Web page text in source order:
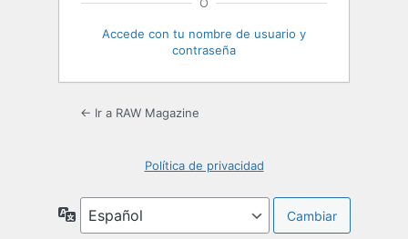
O
Accede con tu nombre de usuario y
contraseña
← Ir a RAW Magazine
Política de privacidad
Idioma